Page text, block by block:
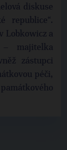
diskuse
republice“.
Lobkowicz a
– majitelka
zástupci
péči,